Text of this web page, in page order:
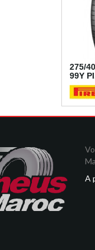
275/
99Y
A